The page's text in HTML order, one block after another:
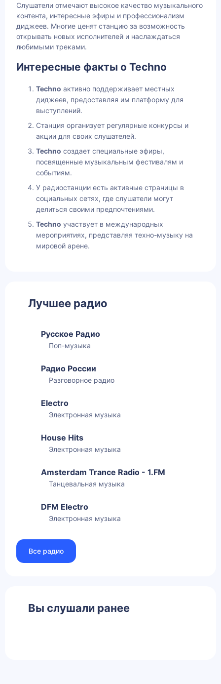
Слушатели отмечают высокое качество музыкального
контента, интересные эфиры и профессионализм
диджеев. Многие ценят станцию за возможность
открывать новых исполнителей и наслаждаться
любимыми треками.
Интересные факты о Techno
Techno активно поддерживает местных
диджеев, предоставляя им платформу для
выступлений.
Станция организует регулярные конкурсы и
акции для своих слушателей.
Techno создает специальные эфиры,
посвященные музыкальным фестивалям и
событиям.
У радиостанции есть активные страницы в
социальных сетях, где слушатели могут
делиться своими предпочтениями.
Techno участвует в международных
мероприятиях, представляя техно-музыку на
мировой арене.
Лучшее радио
Русское Радио
Поп-музыка
Радио России
Разговорное радио
Electro
Электронная музыка
House Hits
Электронная музыка
Amsterdam Trance Radio - 1.FM
Танцевальная музыка
DFM Electro
Электронная музыка
Все радио
Вы слушали ранее